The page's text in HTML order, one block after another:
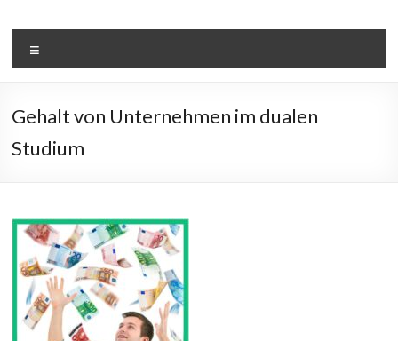
Inhalt
springen
Duales-Studium-
Wirtschaftsinformatik.de
Gehalt von Unternehmen im dualen
Studium